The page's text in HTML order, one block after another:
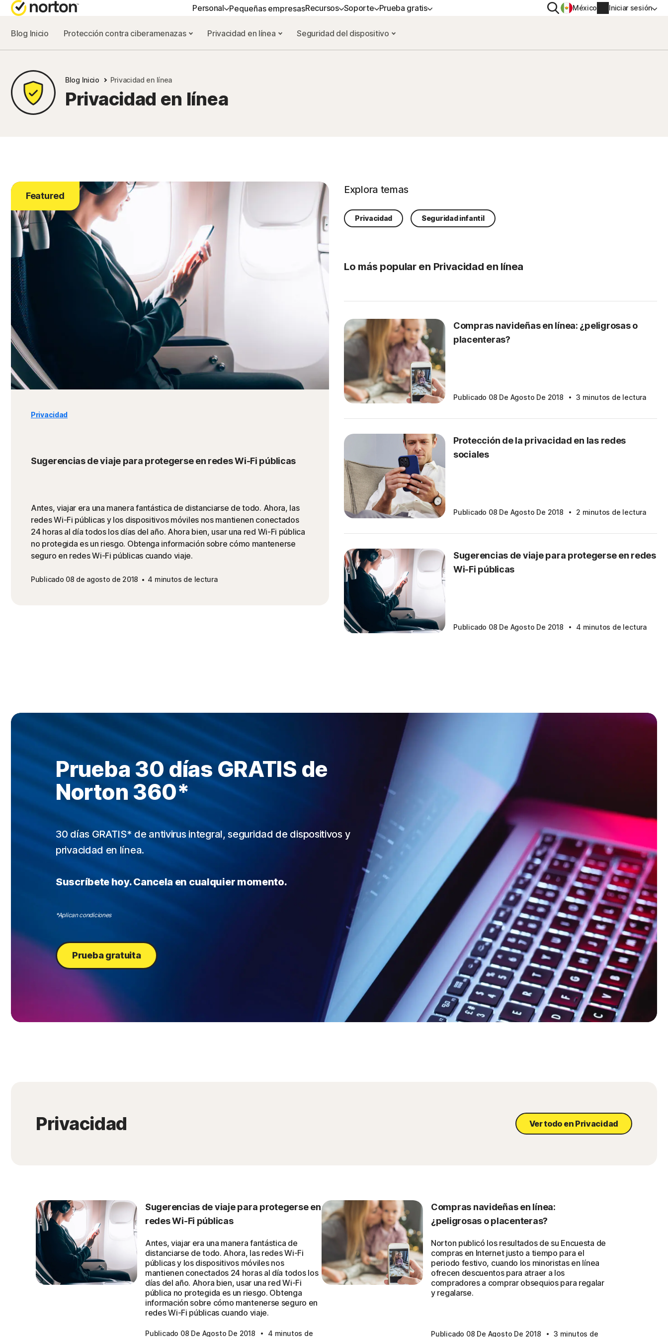
Personal
PLANES TODO EN UNO
Norton 360 Premium
SEGURIDAD DEL DISPOSITIVO
Todos los productos y servicios
Pequeñas empresasRecursos
BLOG DE NORTON
Soporte
AYUDA APRENDER
Prueba gratis
PRUEBA GRATIS
BuscarMéxico Iniciar sesión
Blog Inicio Protección contra ciberamenazas Privacidad en línea Seguridad del dispositivo
Blog Inicio Privacidad en línea
Privacidad en línea
Featured
Privacidad
Sugerencias de viaje para protegerse en redes Wi-Fi públicas
Antes, viajar era una manera fantástica de distanciarse de todo. Ahora, las
redes Wi-Fi públicas y los dispositivos móviles nos mantienen conectados
24 horas al día todos los días del año. Ahora bien, usar una red Wi-Fi pública
no protegida es un riesgo. Obtenga información sobre cómo mantenerse
seguro en redes Wi-Fi públicas cuando viaje.
Publicado 08 de agosto de 2018 4 minutos de lectura
Explora temas
Privacidad Seguridad infantil
Lo más popular en Privacidad en línea
Compras navideñas en línea: ¿peligrosas o
placenteras?
Publicado 08 De Agosto De 2018 · 3 minutos de lectura
Protección de la privacidad en las redes
sociales
Publicado 08 De Agosto De 2018 · 2 minutos de lectura
Sugerencias de viaje para protegerse en redes
Wi-Fi públicas
Publicado 08 De Agosto De 2018 · 4 minutos de lectura
Prueba 30 días GRATIS de
Norton 360*
30 días GRATIS* de antivirus integral, seguridad de dispositivos y
privacidad en línea.
Suscríbete hoy. Cancela en cualquier momento.
*Aplican condiciones
Prueba gratuita
Privacidad Ver todo en Privacidad
Sugerencias de viaje para protegerse en
redes Wi-Fi públicas
Antes, viajar era una manera fantástica de
distanciarse de todo. Ahora, las redes Wi-Fi
públicas y los dispositivos móviles nos
mantienen conectados 24 horas al día todos los
días del año. Ahora bien, usar una red Wi-Fi
pública no protegida es un riesgo. Obtenga
información sobre cómo mantenerse seguro en
redes Wi-Fi públicas cuando viaje.
Publicado 08 De Agosto De 2018 · 4 minutos de
Compras navideñas en línea:
¿peligrosas o placenteras?
Norton publicó los resultados de su Encuesta de
compras en Internet justo a tiempo para el
periodo festivo, cuando los minoristas en línea
ofrecen descuentos para atraer a los
compradores a comprar obsequios para regalar
y regalarse.
Publicado 08 De Agosto De 2018 3 minutos de